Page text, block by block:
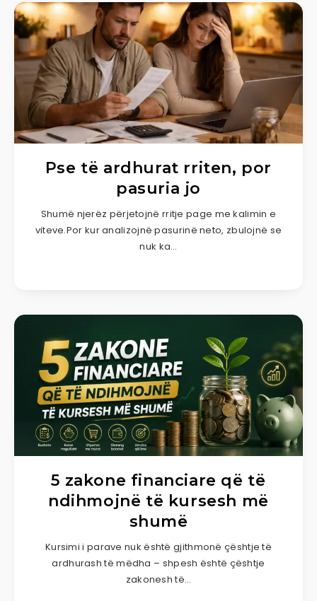
Pse të ardhurat rriten, por
pasuria jo
Shumë njerëz përjetojnë rritje page me kalimin e
viteve.Por kur analizojnë pasurinë neto, zbulojnë se
nuk ka…
5 zakone financiare që të
ndihmojnë të kursesh më
shumë
Kursimi i parave nuk është gjithmonë çështje të
ardhurash të mëdha – shpesh është çështje
zakonesh të…